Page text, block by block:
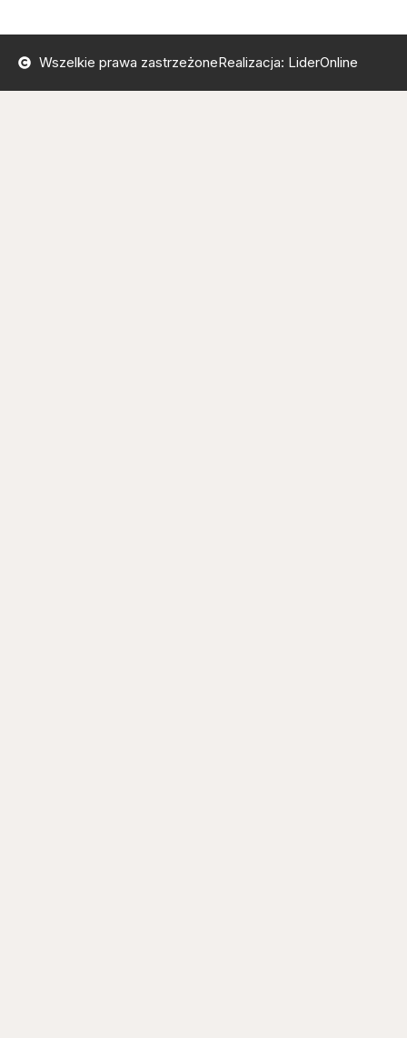
Wszelkie prawa zastrzeżoneRealizacja: LiderOnline